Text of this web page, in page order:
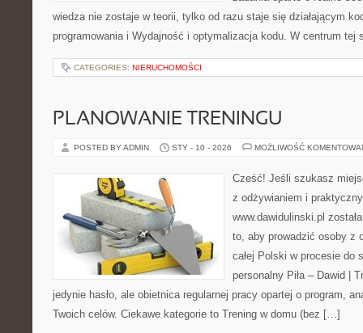
wiedza nie zostaje w teorii, tylko od razu staje się działającym
programowania i Wydajność i optymalizacja kodu. W centrum
CATEGORIES: NIERUCHOMOŚCI
PLANOWANIE TRENINGU
POSTED BY ADMIN STY - 10 - 2026 MOŻLIWOŚĆ
Cześć! Jeśli szukasz
z odżywianiem i
www.dawidulinski.pl
to, aby prowadzić osoby z
całej Polski w procesie do
personalny Piła – Dawid |
jedynie hasło, ale obietnica regularnej pracy opartej o program,
Twoich celów. Ciekawe kategorie to Trening w domu (bez […]